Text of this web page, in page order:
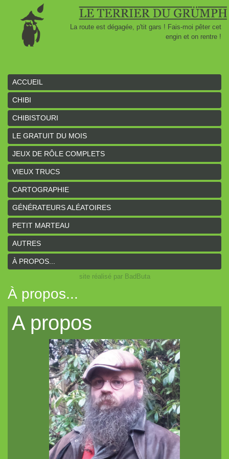
La route est dégagée, p'tit gars ! Fais-moi pêter cet
engin et on rentre !
ACCUEIL
CHIBI
CHIBISTOURI
LE GRATUIT DU MOIS
JEUX DE RÔLE COMPLETS
VIEUX TRUCS
CARTOGRAPHIE
GÉNÉRATEURS ALÉATOIRES
PETIT MARTEAU
AUTRES
À PROPOS...
site réalisé par BadButa
À propos...
A propos